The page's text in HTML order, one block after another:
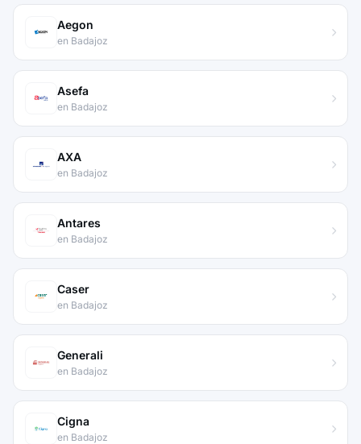
Aegon
en Badajoz
Asefa
en Badajoz
AXA
en Badajoz
Antares
en Badajoz
Caser
en Badajoz
Generali
en Badajoz
Cigna
en Badajoz